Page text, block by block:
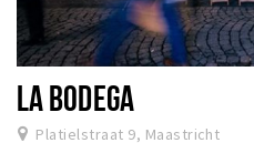
LA BODEGA
Platielstraat 9, Maastricht